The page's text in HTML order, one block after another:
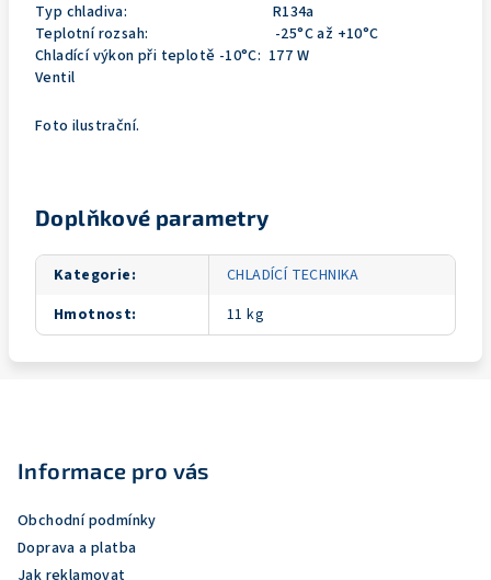
Typ chladiva: R134a
Teplotní rozsah: -25°C až +10°C
Chladící výkon při teplotě -10°C: 177 W
Ventil
Foto ilustrační.
Doplňkové parametry
Kategorie:
CHLADÍCÍ TECHNIKA
Hmotnost: 11 kg
Informace pro vás
Obchodní podmínky
Doprava a platba
Jak reklamovat